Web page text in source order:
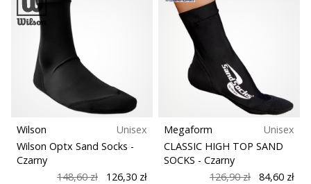
idealny
prezent!
Znajdź
buty,
ubrania
11. 8. 2022
•
2 min. czytanie
Plac zabaw
Sport
Wilson
Unisex
Wilson Optx Sand Socks -
Czarny
148,60 zł
126,30 zł
Megaform
Unisex
CLASSIC HIGH TOP SAND
SOCKS - Czarny
126,90 zł
84,60 zł